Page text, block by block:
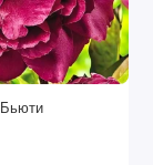
Бьюти